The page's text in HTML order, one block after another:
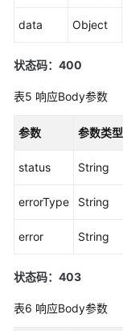
（吉
坡
用
指
（2.0）
隆
区
data Object
状态码：400
表5 响应Body参数
参数 参数类型
status String
errorType String
error String
状态码：403
表6 响应Body参数